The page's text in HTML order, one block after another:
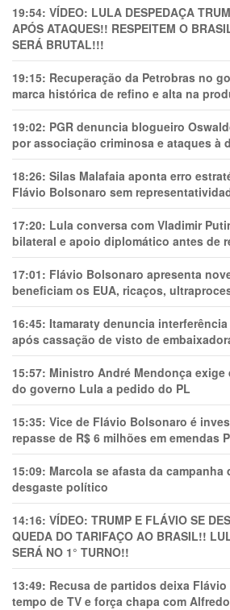
19:54: VÍDEO: LULA DESPEDAÇA
APÓS ATAQUES!! RESPEITEM O
SERÁ BRUTAL!!!
19:15: Recuperação da Petrobras no
marca histórica de refino e alta na
19:02: PGR denuncia blogueiro
por associação criminosa e ataques à
18:26: Silas Malafaia aponta erro
Flávio Bolsonaro sem
17:20: Lula conversa com Vladimir
bilateral e apoio diplomático antes de
17:01: Flávio Bolsonaro apresenta
beneficiam os EUA, ricaços,
16:45: Itamaraty denuncia
após cassação de visto de
15:57: Ministro André Mendonça
do governo Lula a pedido do PL
15:35: Vice de Flávio Bolsonaro é
repasse de R$ 6 milhões em emendas
15:09: Marcola se afasta da campanha
desgaste político
14:16: VÍDEO: TRUMP E FLÁVIO SE
QUEDA DO TARIFAÇO AO BRASIL!!
SERÁ NO 1° TURNO!!
13:49: Recusa de partidos deixa
tempo de TV e força chapa com